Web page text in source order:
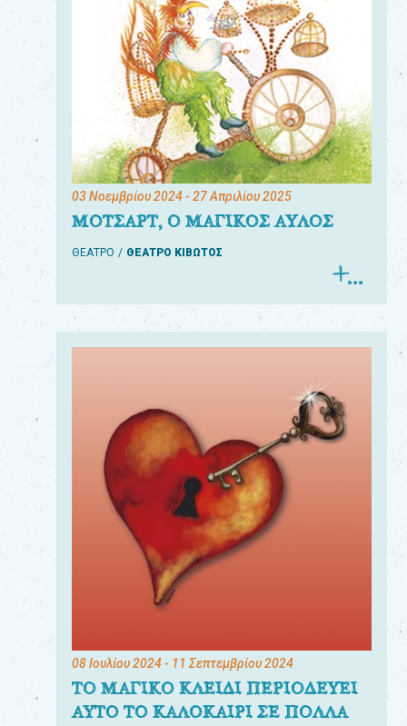
03 Νοεμβρίου 2024- 27 Απριλίου 2025
ΜΟΤΣΑΡΤ, Ο ΜΑΓΙΚΟΣ ΑΥΛΟΣ
ΘΕΑΤΡΟ ΘΕΑΤΡΟ ΚΙΒΩΤΟΣ
08 Ιουλίου 2024- 11 Σεπτεμβρίου 2024
ΤΟ ΜΑΓΙΚΟ ΚΛΕΙΔΙ ΠΕΡΙΟΔΕΥΕΙ
ΑΥΤΟ ΤΟ ΚΑΛΟΚΑΙΡΙ ΣΕ ΠΟΛΛΑ